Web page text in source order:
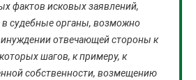
фактов исковых заявлений,
судебные органы, возможно
отвечающей стороны к
шагов, к примеру, к
собственности, возмещению